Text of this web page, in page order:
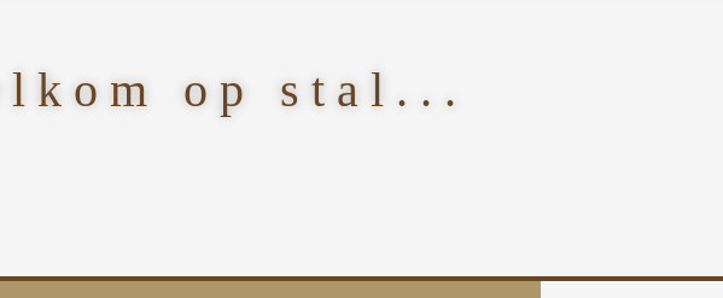
op stal...